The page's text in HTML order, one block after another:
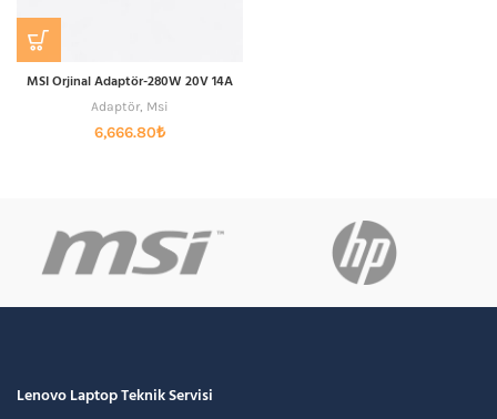
MSI Orjinal Adaptör-280W 20V 14A
Adaptör, Msi
6,666.80₺
Lenovo Laptop Teknik Servisi